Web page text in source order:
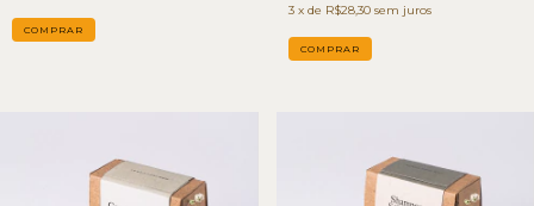
3 x de R$28,30 sem juros